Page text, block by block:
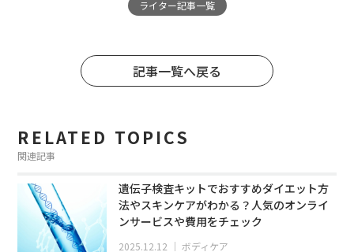
ライター記事一覧
記事一覧へ戻る
RELATED TOPICS
関連記事
遺伝子検査キットでおすすめダイエット方
法やスキンケアがわかる？人気のオンライ
ンサービスや費用をチェック
2025.12.12 ｜ボディケア